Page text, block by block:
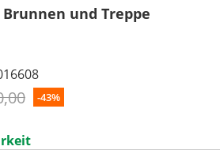
und Treppe
-43%